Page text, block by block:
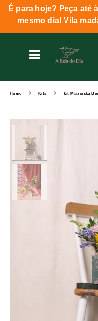
É para hoje? Peça até
mesmo dia! Vila
Home Kits Kit Matrioska